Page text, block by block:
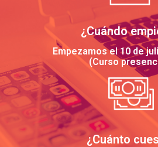
¿Cuándo
Empezamos el 10 de
(Curso
¿Cuánto